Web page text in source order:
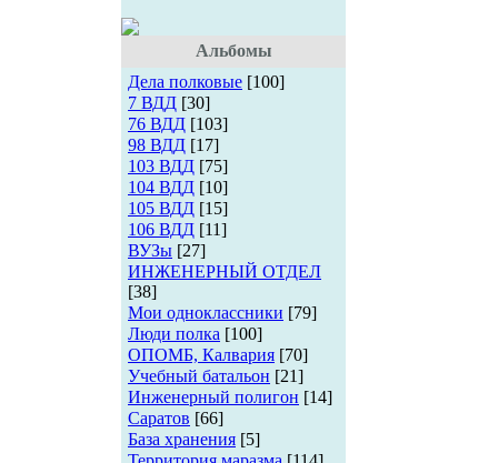
Альбомы
Дела полковые [100]
7 ВДД [30]
76 ВДД [103]
98 ВДД [17]
103 ВДД [75]
104 ВДД [10]
105 ВДД [15]
106 ВДД [11]
ВУЗы [27]
ИНЖЕНЕРНЫЙ ОТДЕЛ
[38]
Мои одноклассники [79]
Люди полка [100]
ОПОМБ, Калвария [70]
Учебный батальон [21]
Инженерный полигон [14]
Саратов [66]
База хранения [5]